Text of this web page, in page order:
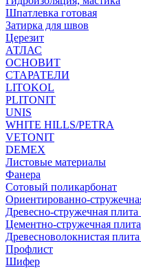
Шпатлевка готовая
Затирка для швов
Церезит
АТЛАС
ОСНОВИТ
СТАРАТЕЛИ
LITOKOL
PLITONIT
UNIS
WHITE HILLS/PETRA
VETONIT
DEMEX
Листовые материалы
Фанера
Сотовый поликарбонат
Ориентированно-
Древесно-стружечная
Цементно-стружечная
Древесноволокнистая
Профлист
Шифер